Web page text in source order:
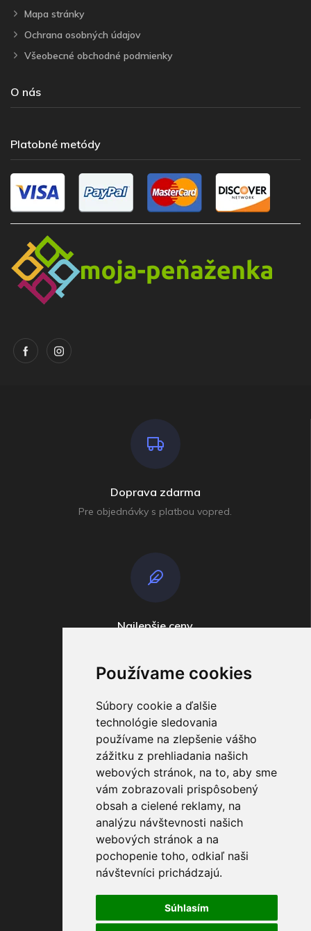
Používame cookies
Súbory cookie a ďalšie
technológie sledovania
používame na zlepšenie vášho
zážitku z prehliadania našich
webových stránok, na to, aby sme
vám zobrazovali prispôsobený
obsah a cielené reklamy, na
analýzu návštevnosti našich
webových stránok a na
pochopenie toho, odkiaľ naši
návštevníci prichádzajú.
Súhlasím
Mapa stránky
Ochrana osobných údajov
Všeobecné obchodné podmienky
O nás
Platobné metódy
Doprava zdarma
Pre objednávky s platbou vopred.
Najlepšie ceny
Odosielame
V príebehu do 4 dní
Máte otázky ?
+421 903 274 997